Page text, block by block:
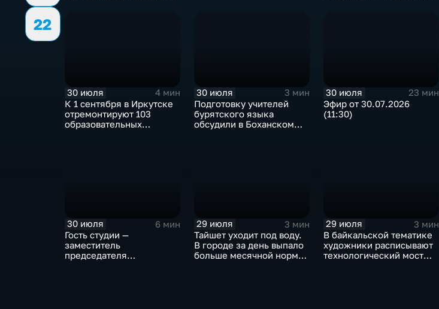
22
30 июля
4 мин
К 1 сентября в Иркутске
отремонтируют 103
образовательных
30 июля
3 мин
Подготовку учителей
бурятского языка
обсудили в Боханском
30 июля
23 мин
Эфир от 30.07.2026
(11:30)
30 июля
6 мин
Гость студии —
заместитель
председателя
29 июля
3 мин
Тайшет уходит под воду.
В городе за день выпало
больше месячной нормы
29 июля
3 мин
В байкальской тематике
художники расписывают
технологический мост